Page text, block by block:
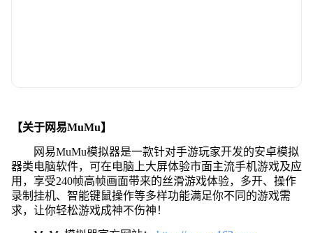
【关于网易MuMu】
网易MuMu模拟器是一款针对手游玩家开发的安卓模拟
器类电脑软件，可在电脑上大屏体验市面主流手机游戏及应
用，享受240帧高帧画面带来的丝滑游戏体验，多开、操作
录制挂机、智能键鼠操作等多样功能满足你不同的游戏需
求，让你轻松游戏成神不伤神！